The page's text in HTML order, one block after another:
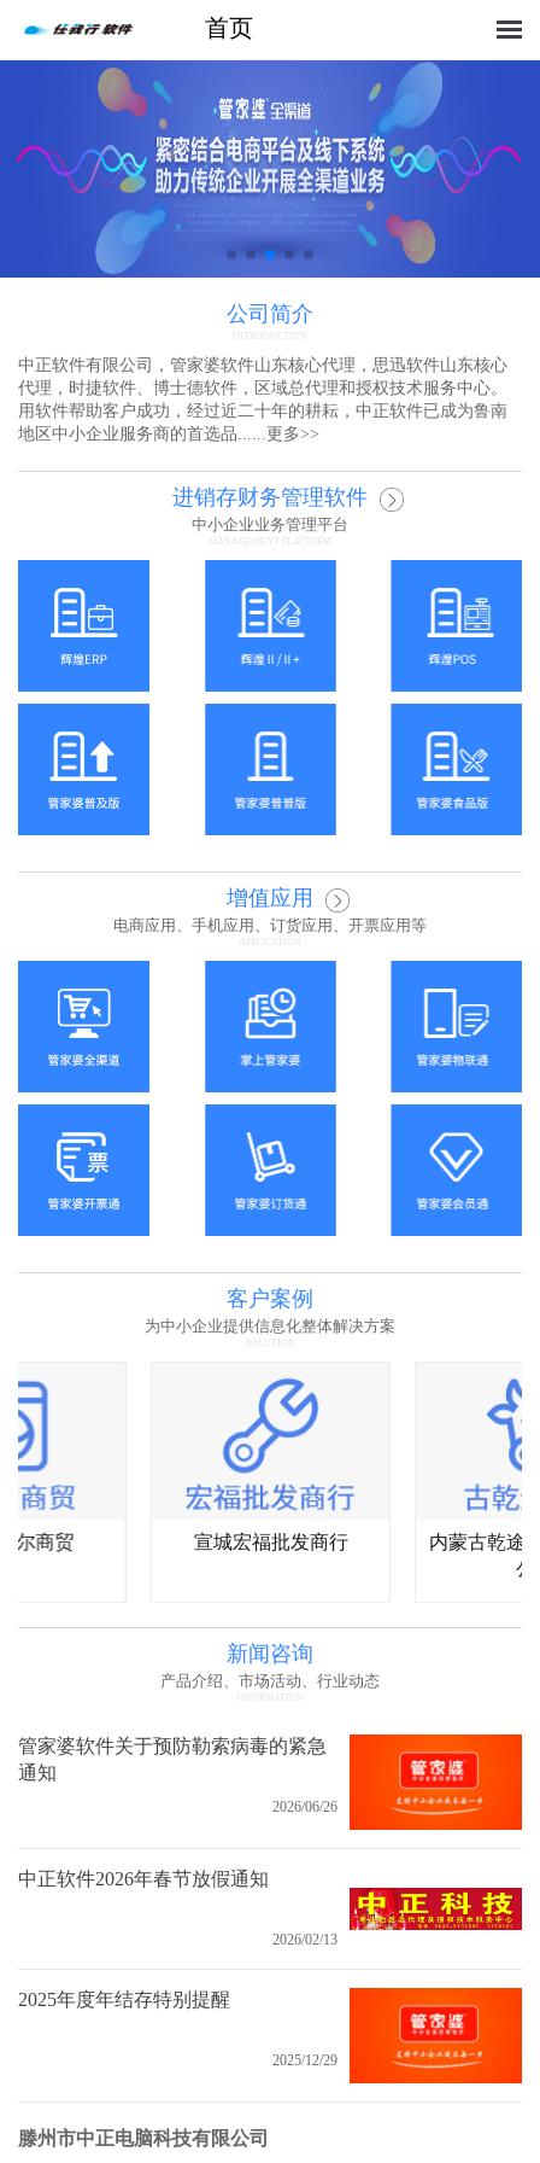
首页
公司简介
中正软件有限公司，管家婆软件山东核心代理，思迅软件山东核心
代理，时捷软件、博士德软件，区域总代理和授权技术服务中心。
用软件帮助客户成功，经过近二十年的耕耘，中正软件已成为鲁南
地区中小企业服务商的首选品......更多>>
进销存财务管理软件
中小企业业务管理平台
MANAGEMENT PLATFORM
增值应用
电商应用、手机应用、订货应用、开票应用等
APPLICATION
客户案例
为中小企业提供信息化整体解决方案
SOLUTION
尔商贸 宣城宏福批发商行
内蒙古乾途
公
新闻咨询
产品介绍、市场活动、行业动态
INFORMATION
管家婆软件关于预防勒索病毒的紧急
通知
2026/06/26
中正软件2026年春节放假通知
2026/02/13
2025年度年结存特别提醒
2025/12/29
滕州市中正电脑科技有限公司